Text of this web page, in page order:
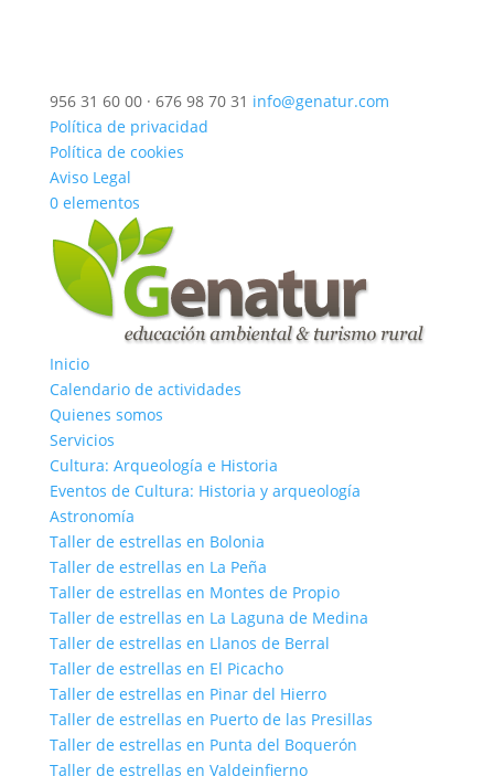
956 31 60 00 · 676 98 70 31 info@genatur.com
Política de privacidad
Política de cookies
Aviso Legal
0 elementos
Inicio
Calendario de actividades
Quienes somos
Servicios
Cultura: Arqueología e Historia
Eventos de Cultura: Historia y arqueología
Astronomía
Taller de estrellas en Bolonia
Taller de estrellas en La Peña
Taller de estrellas en Montes de Propio
Taller de estrellas en La Laguna de Medina
Taller de estrellas en Llanos de Berral
Taller de estrellas en El Picacho
Taller de estrellas en Pinar del Hierro
Taller de estrellas en Puerto de las Presillas
Taller de estrellas en Punta del Boquerón
Taller de estrellas en Valdeinfierno